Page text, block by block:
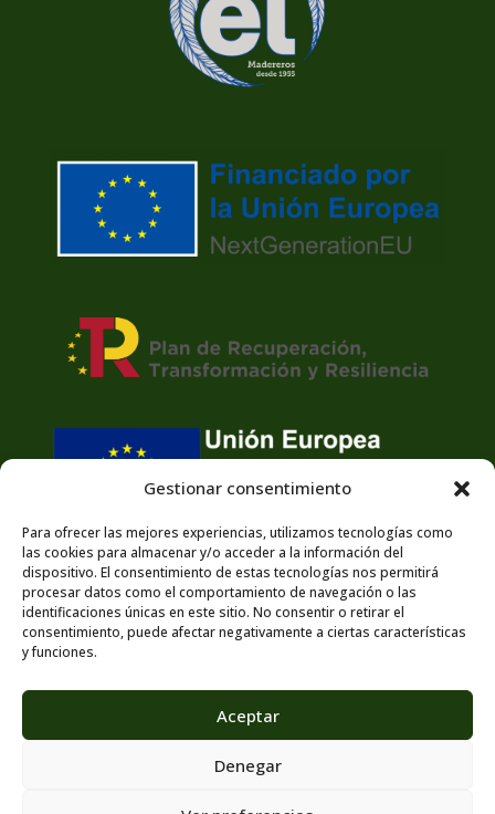
Gestionar consentimiento
Para ofrecer las mejores experiencias, utilizamos tecnologías como
las cookies para almacenar y/o acceder a la información del
dispositivo. El consentimiento de estas tecnologías nos permitirá
procesar datos como el comportamiento de navegación o las
identificaciones únicas en este sitio. No consentir o retirar el
consentimiento, puede afectar negativamente a ciertas características
y funciones.
Aceptar
Denegar
Más información sobre las cookies
Servicios
Trabajos
Contacto y Situación